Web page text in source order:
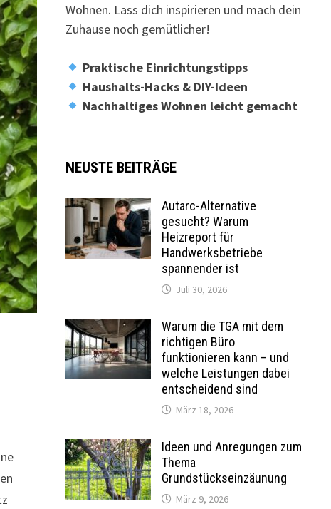
Wohnen. Lass dich inspirieren und mach dein
Zuhause noch gemütlicher!
Praktische Einrichtungstipps
Haushalts-Hacks & DIY-Ideen
Nachhaltiges Wohnen leicht gemacht
NEUSTE BEITRÄGE
Autarc-Alternative
gesucht? Warum
Heizreport für
Handwerksbetriebe
spannender ist
Juli 30, 2026
Warum die TGA mit dem
richtigen Büro
funktionieren kann – und
welche Leistungen dabei
entscheidend sind
März 18, 2026
Ideen und Anregungen zum
Thema
Grundstückseinzäunung
März 9, 2026